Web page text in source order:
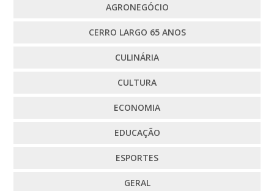
AGRONEGÓCIO
CERRO LARGO 65 ANOS
CULINÁRIA
CULTURA
ECONOMIA
EDUCAÇÃO
ESPORTES
GERAL